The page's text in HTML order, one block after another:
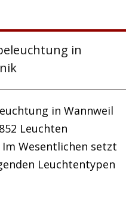
in
in Wannweil
Leuchten
Wesentlichen setzt
Leuchtentypen